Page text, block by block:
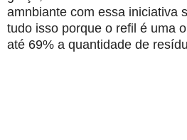
amnbiante com essa iniciativa
tudo isso porque o refil é uma
até 69% a quantidade de